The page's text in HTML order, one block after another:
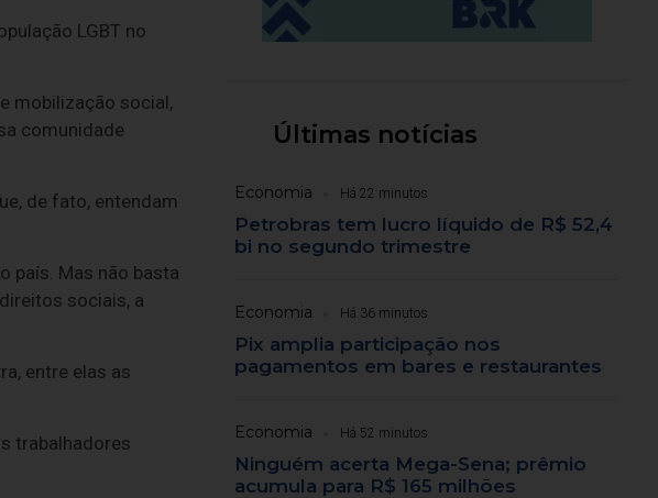
LGBT no
mobilização social,
comunidade
de fato, entendam
país. Mas não basta
sociais, a
entre elas as
trabalhadores
Últimas notícias
Economia Há 22 minutos
Petrobras tem lucro líquido de R$ 52,4
bi no segundo trimestre
Economia Há 36 minutos
Pix amplia participação nos
pagamentos em bares e restaurantes
Economia Há 52 minutos
Ninguém acerta Mega-Sena; prêmio
acumula para R$ 165 milhões